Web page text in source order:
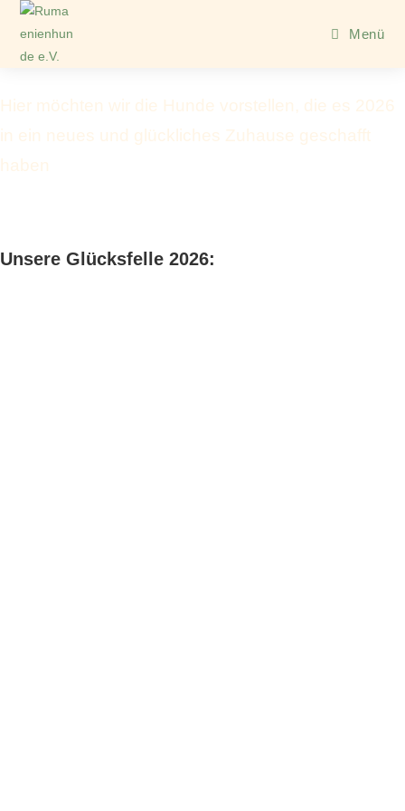
Menü
Hier möchten wir die Hunde vorstellen, die es 2026
in ein neues und glückliches Zuhause geschafft
haben
Unsere Glücksfelle 2026: